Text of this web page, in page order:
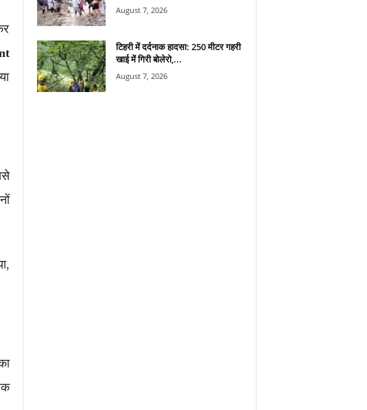
August 7, 2026
टिहरी में दर्दनाक हादसा: 250 मीटर गहरी
खाई में गिरी बोलेरो,...
August 7, 2026